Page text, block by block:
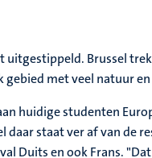
uitgestippeld. Brussel
met veel natuur
huidige studenten
daar staat ver af van de
Duits en ook Frans.